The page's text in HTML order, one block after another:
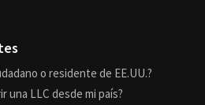
o residente de EE.UU.?
una LLC desde mi país?